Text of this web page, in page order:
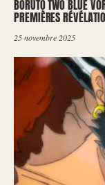
BORUTO TWO BLUE
PREMIÈRES
25 novembre 2025